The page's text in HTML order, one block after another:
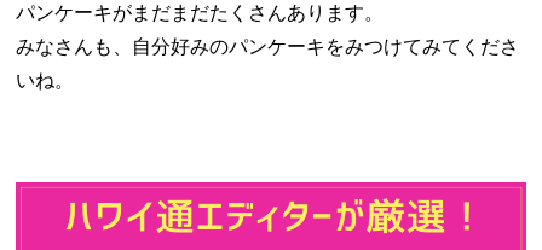
パンケーキがまだまだたくさんあります。
みなさんも、自分好みのパンケーキをみつけてみてくださ
いね。